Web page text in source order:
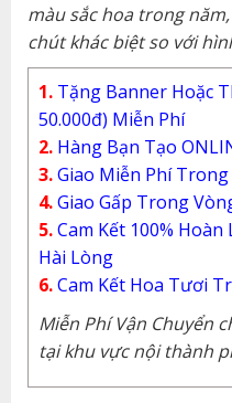
màu sắc hoa trong
chút khác biệt so với
1. Tặng Banner Hoặc
50.000đ) Miễn Phí
2. Hàng Bạn Tạo
3.Giao Miễn Phí
4.Giao Gấp Trong
5.Cam Kết 100%
Hài Lòng
6.Cam Kết Hoa Tươi
Miễn Phí Vận Chuyển
tại khu vực nội thành